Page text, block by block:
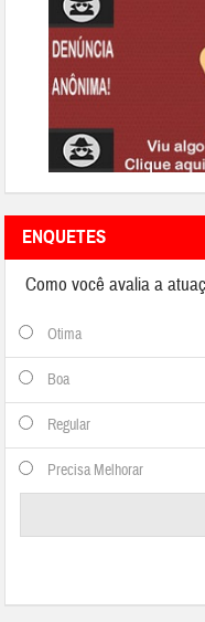
ENQUETES
Como você avalia a
Otima
Boa
Regular
Precisa Melhorar